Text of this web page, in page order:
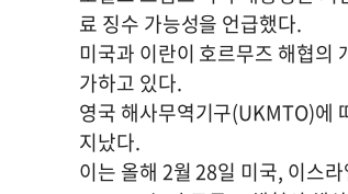
료 징수 가능성을 언급했다.
미국과 이란이 호르무즈 해협의
가하고 있다.
영국 해사무역기구(UKMTO)에
지났다.
이는 올해 2월 28일 미국, 이스